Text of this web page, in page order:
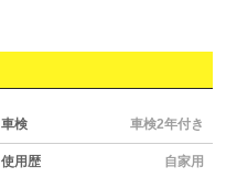
車検 車検2年付き
使用歴 自家用